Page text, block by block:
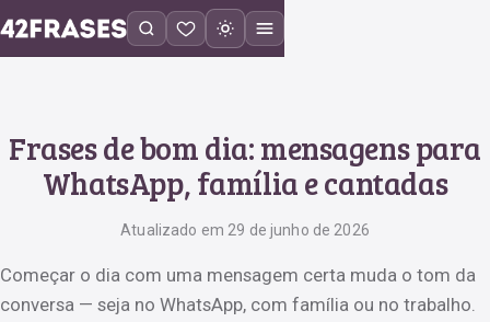
Frases de bom dia: mensagens para
WhatsApp, família e cantadas
Atualizado em 29 de junho de 2026
Começar o dia com uma mensagem certa muda o tom da
conversa — seja no WhatsApp, com família ou no trabalho.